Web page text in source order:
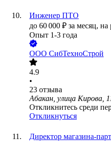
Инженер ПТО
до 60 000 ₽ за месяц, на
Опыт 1-3 года
ООО СибТехноСтрой
4.9
•
23 отзыва
Абакан, улица Кирова,
Откликнитесь среди
Откликнуться
Директор магазина-